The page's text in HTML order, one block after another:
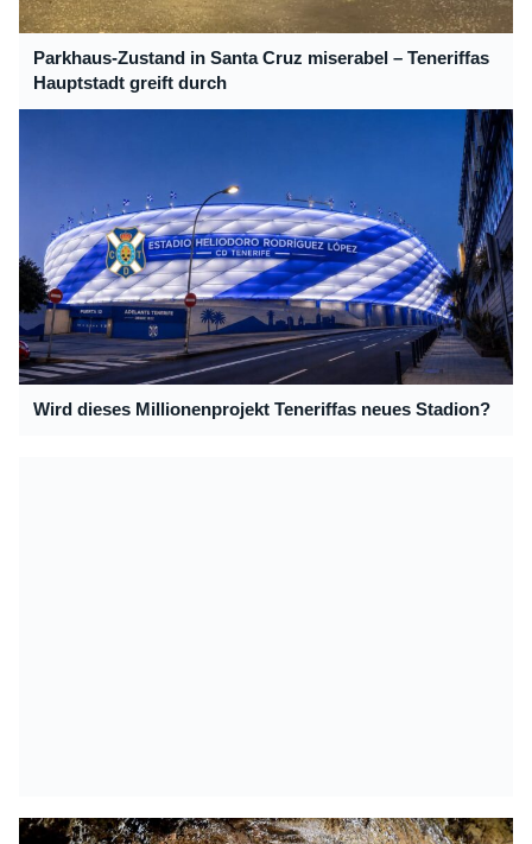
Parkhaus-Zustand in Santa Cruz miserabel – Teneriffas
Hauptstadt greift durch
Wird dieses Millionenprojekt Teneriffas neues Stadion?